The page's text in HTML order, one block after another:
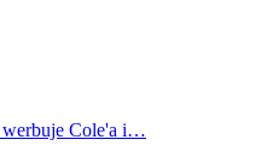
werbuje Cole'a i…